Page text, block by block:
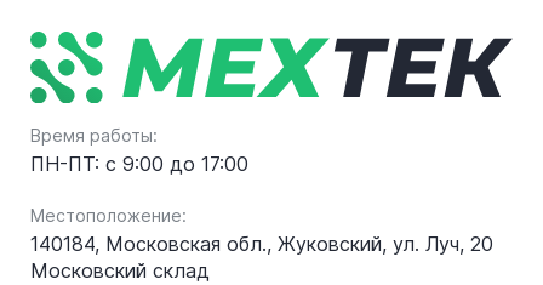
Время работы:
ПН-ПТ: с 9:00 до 17:00
Местоположение:
140184, Московская обл., Жуковский, ул. Луч, 20
Московский склад